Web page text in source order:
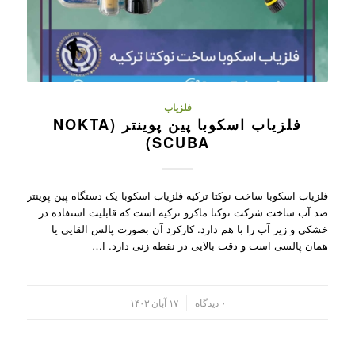
فلزیاب
فلزیاب اسکوبا پین پوینتر (NOKTA
SCUBA)
فلزیاب اسکوبا ساخت نوکتا ترکیه فلزیاب اسکوبا یک دستگاه پین پوینتر
ضد آب ساخت شرکت نوکتا ماکرو ترکیه است که قابلیت استفاده در
خشکی و زیر آب را با هم دارد. کارکرد آن بصورت پالس القایی یا
همان پالسی است و دقت بالایی در نقطه زنی دارد. ا…
۰ دیدگاه ۱۷ آبان ۱۴۰۳